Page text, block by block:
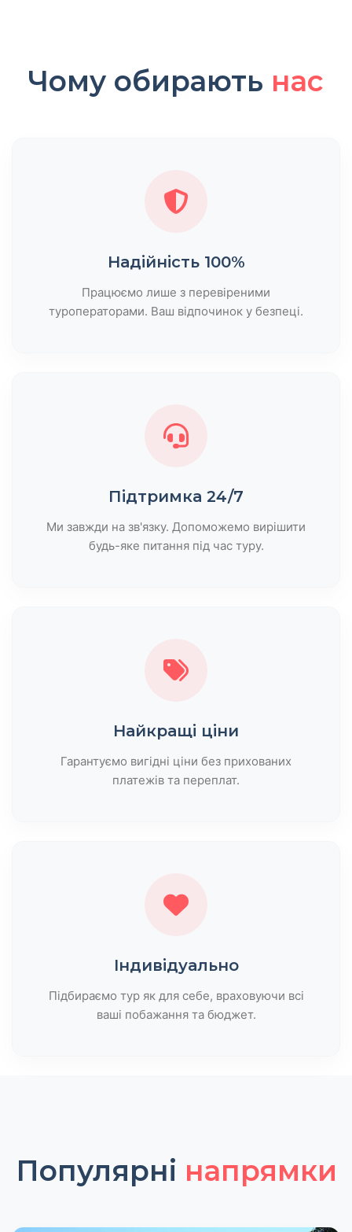
Чому обирають нас
Надійність 100%
Працюємо лише з перевіреними
туроператорами. Ваш відпочинок у безпеці.
Підтримка 24/7
Ми завжди на зв'язку. Допоможемо вирішити
будь-яке питання під час туру.
Найкращі ціни
Гарантуємо вигідні ціни без прихованих
платежів та переплат.
Індивідуально
Підбираємо тур як для себе, враховуючи всі
ваші побажання та бюджет.
Популярні напрямки